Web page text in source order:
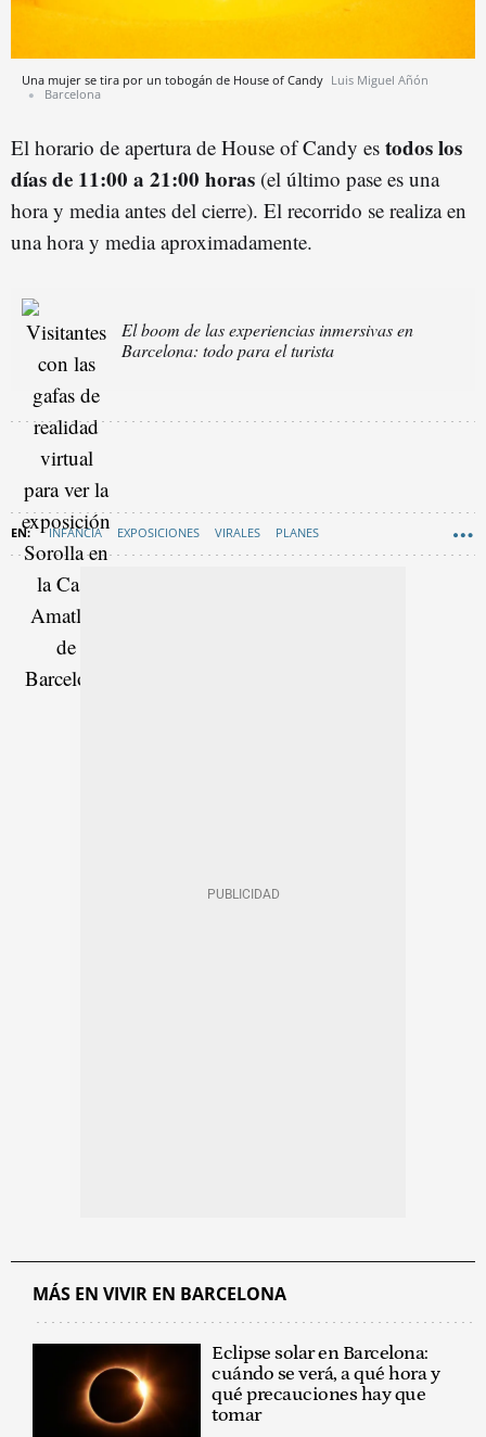
Una mujer se tira por un tobogán de House of Candy Luis Miguel Añón
Barcelona
El horario de apertura de House of Candy es todos los
días de 11:00 a 21:00 horas (el último pase es una
hora y media antes del cierre). El recorrido se realiza en
una hora y media aproximadamente.
El boom de las experiencias inmersivas en
Barcelona: todo para el turista
INFANCIA EXPOSICIONES VIRALES PLANES
MÁS EN VIVIR EN BARCELONA
Eclipse solar en Barcelona:
cuándo se verá, a qué hora y
qué precauciones hay que
tomar